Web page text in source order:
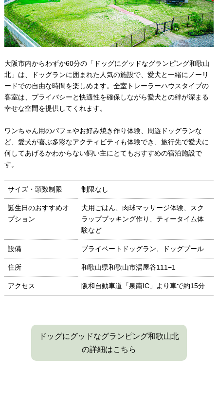
大阪市内からわずか60分の「ドッグにグッドなグランピング和歌山
北」は、ドッグランに囲まれた人気の施設で、愛犬と一緒にノーリ
ードでの自由な時間を楽しめます。全室トレーラーハウスタイプの
客室は、プライバシーと快適性を確保しながら愛犬との絆が深まる
幸せな空間を提供してくれます。
ワンちゃん用のパフェやお好み焼き作り体験、周遊ドッグランな
ど、愛犬が喜ぶ多彩なアクティビティも体験でき、旅行先で愛犬に
何してあげるかわからない飼い主にとてもおすすめの宿泊施設で
す。
サイズ・頭数制限 制限なし
誕生日のおすすめオ
プション
犬用ごはん、肉球マッサージ体験、スク
ラップブッキング作り、ティータイム体
験など
設備 プライベートドッグラン、ドッグプール
住所 和歌山県和歌山市湯屋谷111−1
アクセス 阪和自動車道「泉南IC」より車で約15分
ドッグにグッドなグランピング和歌山北
の詳細はこちら